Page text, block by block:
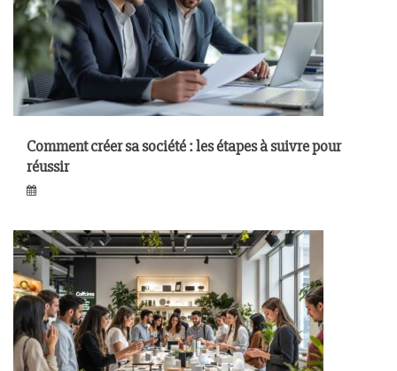
Comment créer sa société : les étapes à suivre pour
réussir